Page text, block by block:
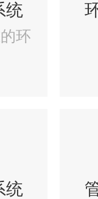
统
环
统